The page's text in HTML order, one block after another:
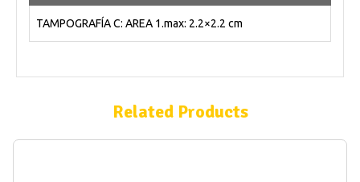
TAMPOGRAFÍA C: AREA 1.max: 2.2×2.2 cm
Related Products